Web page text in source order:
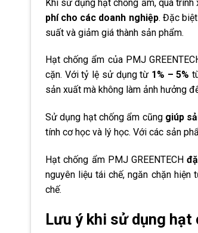
Khi sử dụng hạt chống ẩm, quá
phí cho các doanh nghiệp. Đặc
suất và giảm giá thành sản phẩm.
Hạt chống ẩm của PMJ
cặn. Với tỷ lệ sử dụng từ 1% – 5%
sản xuất mà không làm ảnh hưởng
Sử dụng hạt chống ẩm cũng giúp
tính cơ học và lý học. Với các sản
Hạt chống ẩm PMJ GREENTECH
nguyên liệu tái chế, ngăn chặn
chế.
Lưu ý khi sử dụng hạt